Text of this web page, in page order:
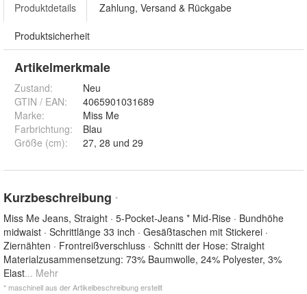
Produktdetails Zahlung, Versand & Rückgabe
Produktsicherheit
Artikelmerkmale
Zustand:
Neu
GTIN / EAN:
4065901031689
Marke:
Miss Me
Farbrichtung:
Blau
Größe (cm): 27, 28 und 29
Kurzbeschreibung *
Miss Me Jeans, Straight · 5-Pocket-Jeans * Mid-Rise · Bundhöhe
midwaist · Schrittlänge 33 inch · Gesäßtaschen mit Stickerei ·
Ziernähten · Frontreißverschluss · Schnitt der Hose: Straight
Materialzusammensetzung: 73% Baumwolle, 24% Polyester, 3%
Elast... Mehr
* maschinell aus der Artikelbeschreibung erstellt